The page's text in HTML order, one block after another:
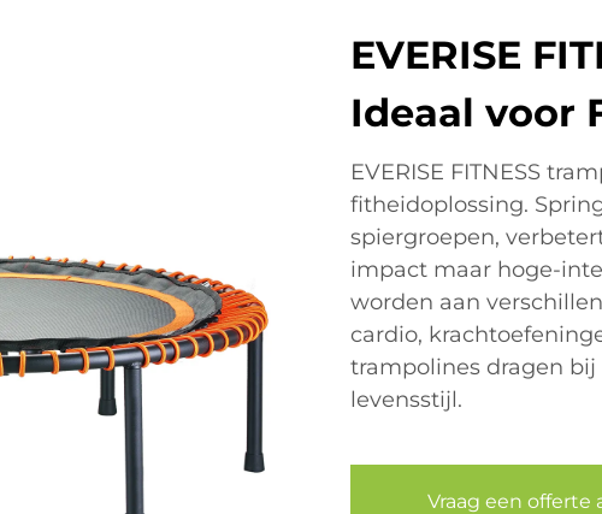
EVERISE
Ideaal voor
EVERISE FITNESS
fitheidoplossing.
spiergroepen,
impact maar hoge-
worden aan
cardio,
trampolines dragen
levensstijl.
Vraag een offerte